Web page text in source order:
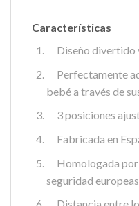
Características
Diseño divertido
Perfectamente
bebé a través de
3 posiciones
Fabricada en
Homologada por
seguridad europeas.